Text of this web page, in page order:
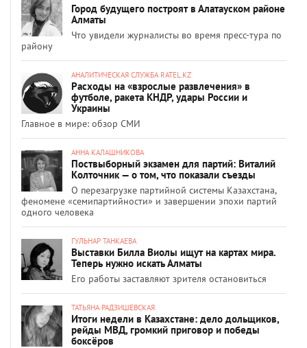
Город будущего построят в Алатауском районе
Алматы
Что увидели журналисты во время пресс-тура по
району
АНАЛИТИЧЕСКАЯ СЛУЖБА RATEL.KZ
Расходы на «взрослые развлечения» в
футболе, ракета КНДР, удары России и
Украины
Главное в мире: обзор СМИ
АННА КАЛАШНИКОВА
Поствыборный экзамен для партий: Виталий
Колточник — о том, что показали съезды
О перезагрузке партийной системы Казахстана,
феномене «семипартийности» и завершении эпохи партий
одного человека
ГУЛЬНАР ТАНКАЕВА
Выставки Билла Виолы ищут на картах мира.
Теперь нужно искать Алматы
Его работы заставляют зрителя остановиться
ТАТЬЯНА РАДЗИШЕВСКАЯ
Итоги недели в Казахстане: дело дольщиков,
рейды МВД, громкий приговор и победы
боксёров